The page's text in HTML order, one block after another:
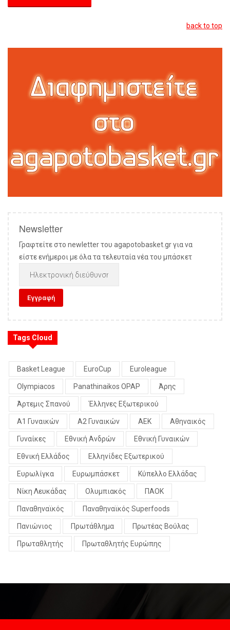
back to top
Newsletter
Γραφτείτε στο newletter του agapotobasket.gr για να
είστε ενήμεροι με όλα τα τελευταία νέα του μπάσκετ
Tags Cloud
Basket League EuroCup Euroleague
Olympiacos Panathinaikos OPAP Άρης
Άρτεμις Σπανού Έλληνες Εξωτερικού
Α1 Γυναικών Α2 Γυναικών ΑΕΚ Αθηναικός
Γυναίκες Εθνική Ανδρών Εθνική Γυναικών
Εθνική Ελλάδος Ελληνίδες Εξωτερικού
Ευρωλίγκα Ευρωμπάσκετ Κύπελλο Ελλάδας
Νίκη Λευκάδας Ολυμπιακός ΠΑΟΚ
Παναθηναϊκός Παναθηναϊκός Superfoods
Πανιώνιος Πρωτάθλημα Πρωτέας Βούλας
Πρωταθλητής Πρωταθλητής Ευρώπης